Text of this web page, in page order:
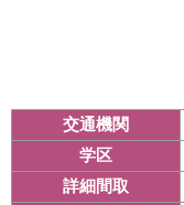
交通機関
学区
詳細間取